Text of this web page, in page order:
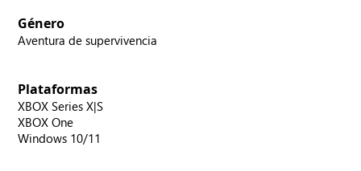
Género
Aventura de supervivencia
Plataformas
XBOX Series X|S
XBOX One
Windows 10/11